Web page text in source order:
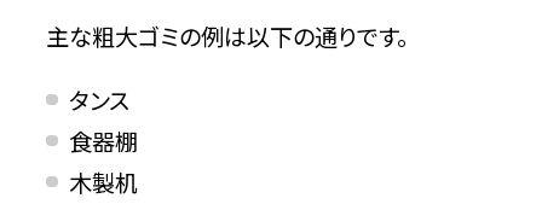
ビン類
ペットボトル
プラスチック製容器包装類
主な粗大ゴミの例は以下の通りです。
タンス
食器棚
木製机